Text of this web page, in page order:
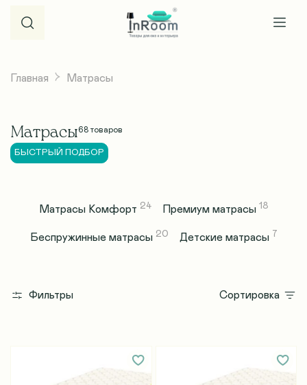
Главная Матрасы
Матрасы68 товаров
БЫСТРЫЙ ПОДБОР
Матрасы Комфорт 24 Премиум матрасы 18
Беспружинные матрасы 20 Детские матрасы 7
Фильтры Сортировка